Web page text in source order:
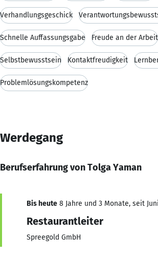
Verhandlungsgeschick
Schnelle Auffassungsgabe Freude an der Arbeit
Selbstbewusstsein Kontaktfreudigkeit
Problemlösungskompetenz
Werdegang
Berufserfahrung von Tolga Yaman
Bis heute 8 Jahre und 3 Monate, seit
Restaurantleiter
Spreegold GmbH